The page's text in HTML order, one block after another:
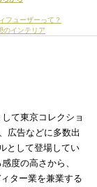
フューザーって？
のインテリア
て東京コレクショ
広告などに多数出
として登場してい
度の高さから、
ター業を兼業する